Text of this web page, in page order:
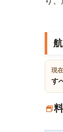
現
す